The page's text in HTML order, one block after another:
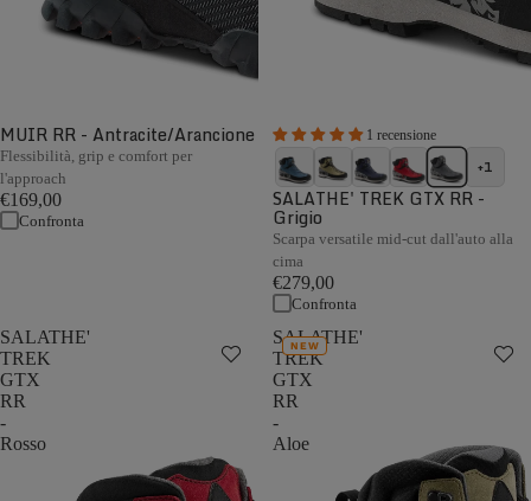
MUIR RR - Antracite/Arancione
Flessibilità, grip e comfort per
l'approach
€169,00
Confronta
1 recensione
+1
SALATHE' TREK GTX RR -
Grigio
Scarpa versatile mid-cut dall'auto alla
cima
€279,00
Confronta
SALATHE'
TREK
GTX
RR
-
Rosso
SALATHE'
TREK
GTX
RR
-
Aloe
NEW